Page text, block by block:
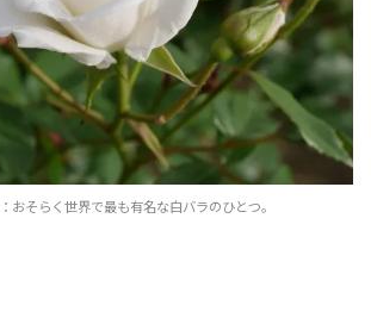
おそらく世界で最も有名な白バラのひとつ。